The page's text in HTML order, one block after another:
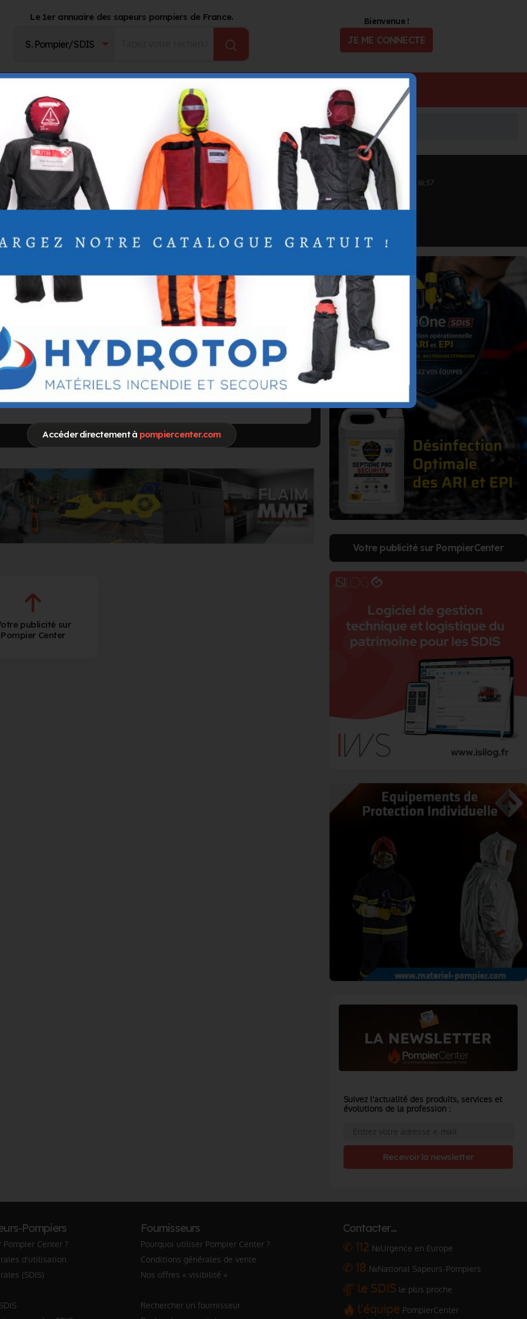
Accéder directement à pompiercenter.com
Le 1er annuaire des sapeurs pompiers de France. Bienvenue !
JE ME CONNECTE
Journal d'actualité Offres d'Emploi
Inscrit depuis le 11/09/2020 à 14:42
Informations mises à jour le 22/07/2024 à 16:57
NUMERIQUE ET SYSTEME D'INFORMATION
publicité sur
Pompier Center
Votre publicité sur PompierCenter
Suivez l'actualité des produits, services et
évolutions de la profession :
Recevoir la newsletter
Pompiers
Center ?
d'utilisation
(SDIS)
Fournisseurs
Pourquoi utiliser Pompier Center ?
Conditions générales de vente
Nos offres « visibilité »
Rechercher un fournisseur
Contacter…
✆ 112 №Urgence en Europe
✆ 18 №National Sapeurs-Pompiers
le SDIS le plus proche
l'équipe PompierCenter